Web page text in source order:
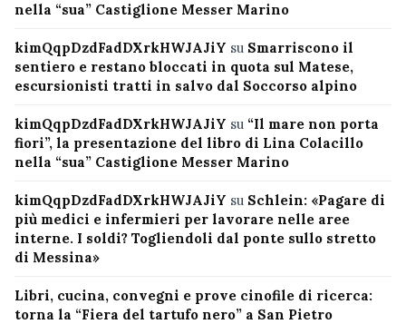
nella “sua” Castiglione Messer Marino
kimQqpDzdFadDXrkHWJAJiY su Smarriscono il
sentiero e restano bloccati in quota sul Matese,
escursionisti tratti in salvo dal Soccorso alpino
kimQqpDzdFadDXrkHWJAJiY su “Il mare non porta
fiori”, la presentazione del libro di Lina Colacillo
nella “sua” Castiglione Messer Marino
kimQqpDzdFadDXrkHWJAJiY su Schlein: «Pagare di
più medici e infermieri per lavorare nelle aree
interne. I soldi? Togliendoli dal ponte sullo stretto
di Messina»
Libri, cucina, convegni e prove cinofile di ricerca:
torna la “Fiera del tartufo nero” a San Pietro